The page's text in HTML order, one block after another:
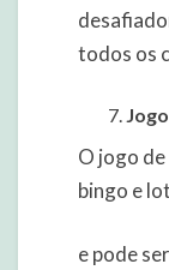
todos os
O jogo
bingo e
e pode